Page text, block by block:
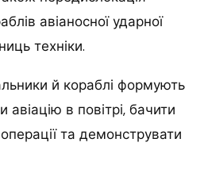
авіаносної ударної
техніки.
й кораблі формують
в повітрі, бачити
та демонструвати